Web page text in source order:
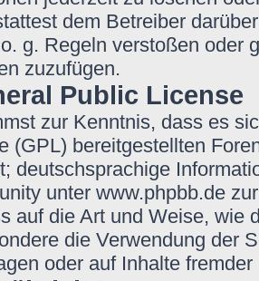
dem Betreiber
g. Regeln verstoßen oder
zuzufügen.
Public License
zur Kenntnis, dass es
(GPL) bereitgestellten
deutschsprachige
unter www.phpbb.de
auf die Art und Weise, wie
die Verwendung der
oder auf Inhalte